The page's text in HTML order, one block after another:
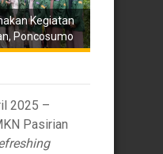
Kegiatan
Poncosumo
2025 –
Pasirian